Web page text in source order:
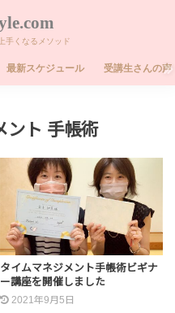
手くなるメソッド
最新スケジュール 受講生さんの声
ント 手帳術
タイムマネジメント手帳術ビギナ
ー講座を開催しました
2021年9月5日